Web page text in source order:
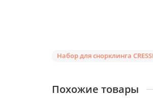
Набор для снорклинга
Похожие товары